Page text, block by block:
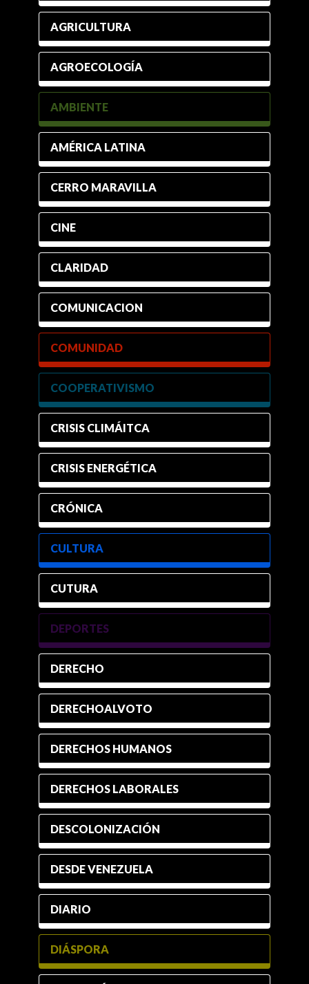
AGRICULTURA
AGROECOLOGÍA
AMBIENTE
AMÉRICA LATINA
CERRO MARAVILLA
CINE
CLARIDAD
COMUNICACION
COMUNIDAD
COOPERATIVISMO
CRISIS CLIMÁITCA
CRISIS ENERGÉTICA
CRÓNICA
CULTURA
CUTURA
DEPORTES
DERECHO
DERECHOALVOTO
DERECHOS HUMANOS
DERECHOS LABORALES
DESCOLONIZACIÓN
DESDE VENEZUELA
DIARIO
DIÁSPORA